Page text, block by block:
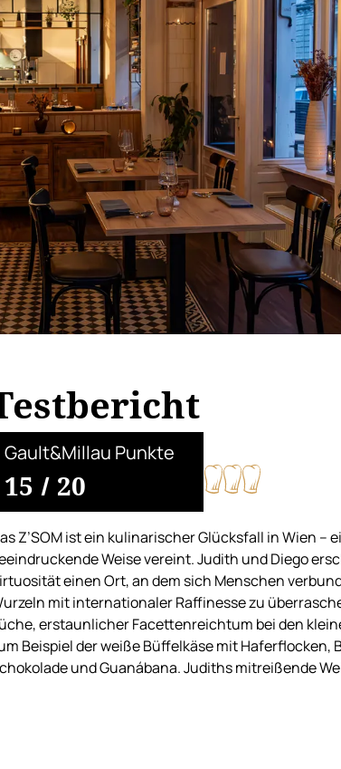
Gault&Millau Punkte
15 / 20
Z’SOM ist ein kulinarischer Glücksfall in Wien
Weise vereint. Judith und Diego
einen Ort, an dem sich Menschen
mit internationaler Raffinesse zu
erstaunlicher Facettenreichtum bei den
Beispiel der weiße Büffelkäse mit
und Guanábana. Judiths mitreißende